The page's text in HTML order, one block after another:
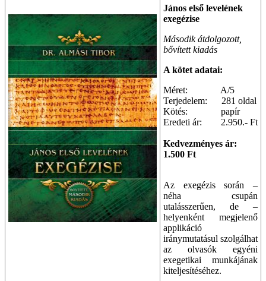
János első levelének
exegézise
Második átdolgozott,
bővített kiadás
A kötet adatai:
Méret: A/5
Terjedelem: 281 oldal
Kötés: papír
Eredeti ár: 2.950.- Ft
Kedvezményes ár:
1.500 Ft
Az exegézis során –
néha csupán
utalásszerűen, de –
helyenként megjelenő
applikáció
iránymutatásul szolgálhat
az olvasók egyéni
exegetikai munkájának
kiteljesítéséhez.